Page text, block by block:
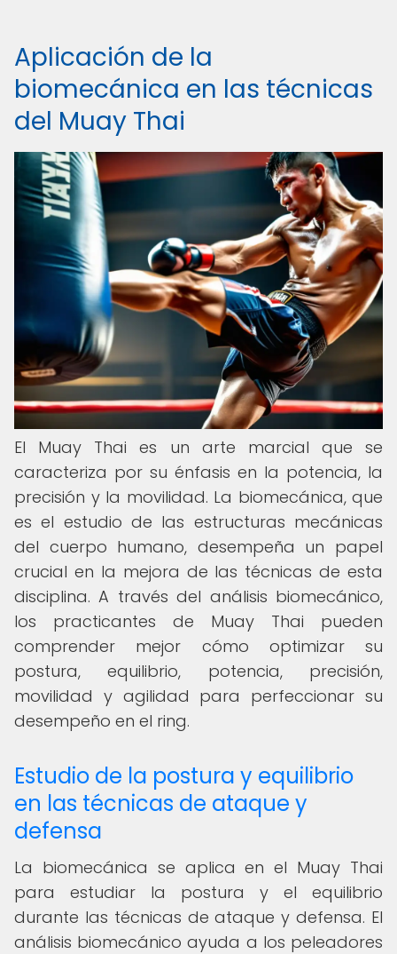
Aplicación de la
biomecánica en las técnicas
del Muay Thai
El Muay Thai es un arte marcial que se
caracteriza por su énfasis en la potencia, la
precisión y la movilidad. La biomecánica, que
es el estudio de las estructuras mecánicas
del cuerpo humano, desempeña un papel
crucial en la mejora de las técnicas de esta
disciplina. A través del análisis biomecánico,
los practicantes de Muay Thai pueden
comprender mejor cómo optimizar su
postura, equilibrio, potencia, precisión,
movilidad y agilidad para perfeccionar su
desempeño en el ring.
Estudio de la postura y equilibrio
en las técnicas de ataque y
defensa
La biomecánica se aplica en el Muay Thai
para estudiar la postura y el equilibrio
durante las técnicas de ataque y defensa. El
análisis biomecánico ayuda a los peleadores